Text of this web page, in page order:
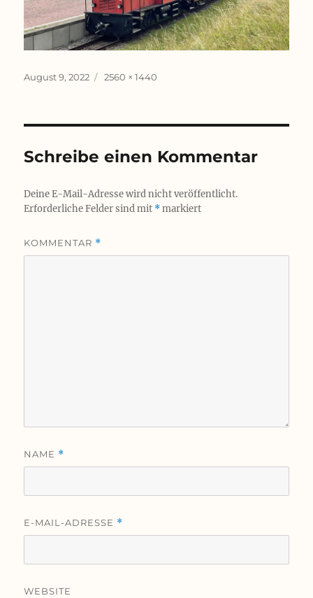
Veröffentlicht
August 9, 2022 Originalgröße
2560 × 1440
Schreibe einen Kommentar
Deine E-Mail-Adresse wird nicht veröffentlicht.
Erforderliche Felder sind mit *markiert
KOMMENTAR *
NAME *
E-MAIL-ADRESSE *
WEBSITE